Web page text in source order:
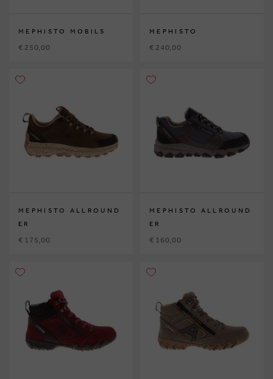
MEPHISTO MOBILS
€ 250,00
MEPHISTO
€ 240,00
MEPHISTO ALLROUND
ER
€ 175,00
MEPHISTO ALLROUND
ER
€ 160,00